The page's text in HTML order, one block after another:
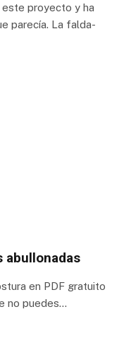
proyecto y ha
parecía. La falda-
abullonadas
en PDF gratuito
no puedes…